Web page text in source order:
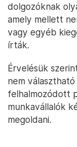
dolgozóknak
amely mellett
vagy egyéb
írták.
Érvelésük
nem
felhalmozódott
munkavállalók
megoldani.